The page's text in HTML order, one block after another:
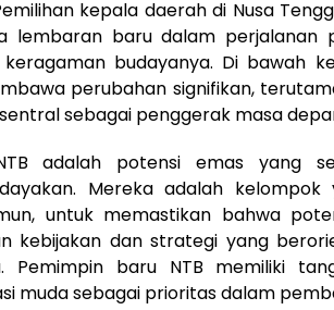
kepala daerah di Nusa
lembaran baru dalam perjalanan
budayanya. Di bawah
perubahan signifikan,
sebagai penggerak masa
adalah potensi emas yang
Mereka adalah
untuk memastikan bahwa
kebijakan dan strategi yang
Pemimpin baru NTB memiliki
muda sebagai prioritas dalam